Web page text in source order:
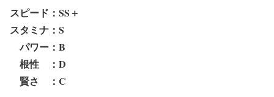
スピード：SS＋
スタミナ：S
パワー：B
根性 ：D
賢さ ：C